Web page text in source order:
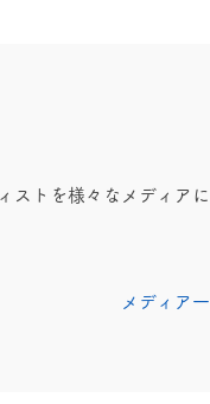
ストを様々なメディア
メディア